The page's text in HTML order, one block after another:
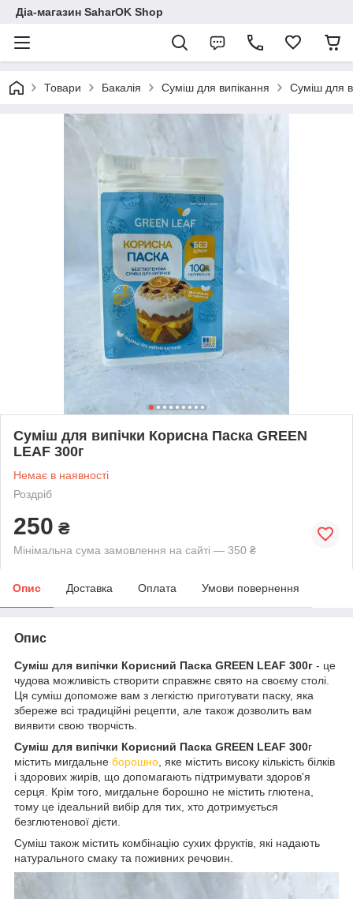
Діа-магазин SaharOK Shop
Товари Бакалія Суміш для випікання Суміш для
Суміш для випічки Корисна Паска GREEN
LEAF 300г
Немає в наявності
Роздріб
250 ₴
Мінімальна сума замовлення на сайті — 350 ₴
Опис Доставка Оплата Умови повернення
Опис
Суміш для випічки Корисний Паска GREEN LEAF 300г - це
чудова можливість створити справжнє свято на своєму столі.
Ця суміш допоможе вам з легкістю приготувати паску, яка
збереже всі традиційні рецепти, але також дозволить вам
виявити свою творчість
Суміш для випічки Корисний Паска GREEN LEAF 300г
містить мигдальне борошно , яке містить високу кількість білків
і здорових жирів, що допомагають підтримувати здоров'я
серця. Крім того, мигдальне борошно не містить глютена,
тому це ідеальний вибір для тих, хто дотримується
безглютенової дієти.
Суміш також містить комбінацію сухих фруктів, які надають
натурального смаку та поживних речовин.